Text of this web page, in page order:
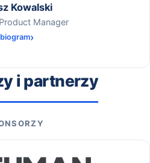
Kowalski
Manager
i partnerzy